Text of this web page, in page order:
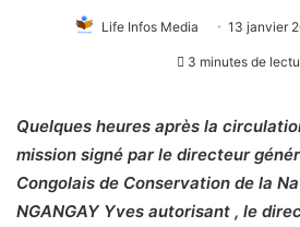
Life Infos Media 13 janvier
3 minutes de
Quelques heures après la
mission signé par le directeur
Congolais de Conservation de la
NGANGAY Yves autorisant , le